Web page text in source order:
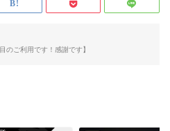
のご利用です！感謝です】